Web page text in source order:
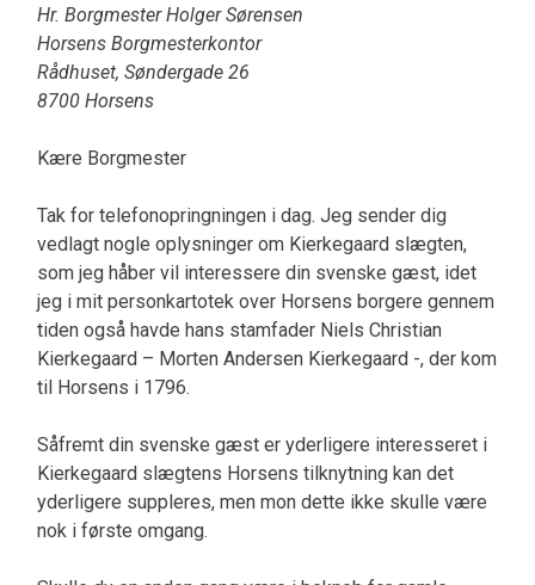
Hr. Borgmester Holger Sørensen
Horsens Borgmesterkontor
Rådhuset, Søndergade 26
8700 Horsens
Kære Borgmester
Tak for telefonopringningen i dag. Jeg sender dig
vedlagt nogle oplysninger om Kierkegaard slægten,
som jeg håber vil interessere din svenske gæst, idet
jeg i mit personkartotek over Horsens borgere gennem
tiden også havde hans stamfader Niels Christian
Kierkegaard – Morten Andersen Kierkegaard -, der kom
til Horsens i 1796.
Såfremt din svenske gæst er yderligere interesseret i
Kierkegaard slægtens Horsens tilknytning kan det
yderligere suppleres, men mon dette ikke skulle være
nok i første omgang.